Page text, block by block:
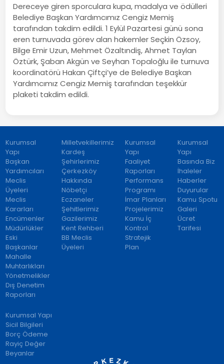
Dereceye giren sporculara kupa, madalya ve ödülleri
Belediye Başkan Yardımcımız Cengiz Memiş
tarafından takdim edildi. 1 Eylül Pazartesi günü sona
eren turnuvada görev alan hakemler Seçkin Özsoy,
Bilge Emir Uzun, Mehmet Özaltındiş, Ahmet Taylan
Öztürk, Şaban Akgün ve Seyhan Topaloğlu ile turnuva
koordinatörü Hakan Çiftçi’ye de Belediye Başkan
Yardımcımız Cengiz Memiş tarafından teşekkür
plaketi takdim edildi.
Kurumsal
Yapı
Başkan
Yardımcıları
Meclis
Üyeleri
Meclis
Kararları
Encümenler
Müdürlükler
Eski
Başkanlar
Mahalle
Muhtarlıkları
Yönetmelikler
Dış Denetim
Raporları
Milletvekillerimiz
Kardeş
Şehirlerimiz
Çerkezköy
Hakkında
Nöbetçi
Eczaneler
Şehitlerimiz
Gazilerimiz
Kent Rehberi
BB Meclis
Üyeleri
Kurumsal
Yapı
Faaliyet
Raporları
Performans
Programı
İmar Planları
Projelerimiz
Kamu İç
Kontrol
Stratejik
Plan
Kurumsal
Yapı
Basında Biz
İhaleler
Haberler
Duyurular
Kamu Spotu
Galeri
Ücret
Tarifesi
Kurumsal Yapı
Sicil Bilgileri
Borç Ödeme
Rayiç Değer
Beyanlar